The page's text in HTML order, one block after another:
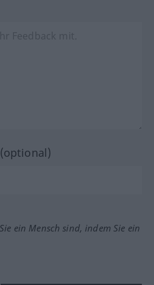
ein Mensch sind, indem Sie ein